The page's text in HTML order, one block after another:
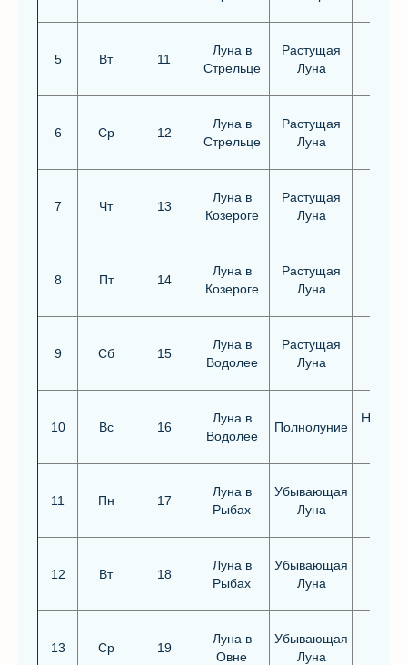
5 Вт 11
Луна в
Стрельце
Растущая
Луна
6 Ср 12
Луна в
Стрельце
Растущая
Луна
7 Чт 13
Луна в
Козероге
Растущая
Луна
8 Пт 14
Луна в
Козероге
Растущая
Луна
9 Сб 15
Луна в
Водолее
Растущая
Луна
10 Вс 16
Луна в
Водолее
Полнолуние
11 Пн 17
Луна в
Рыбах
Убывающая
Луна
12 Вт 18
Луна в
Рыбах
Убывающая
Луна
13 Ср 19
Луна в
Овне
Убывающая
Луна